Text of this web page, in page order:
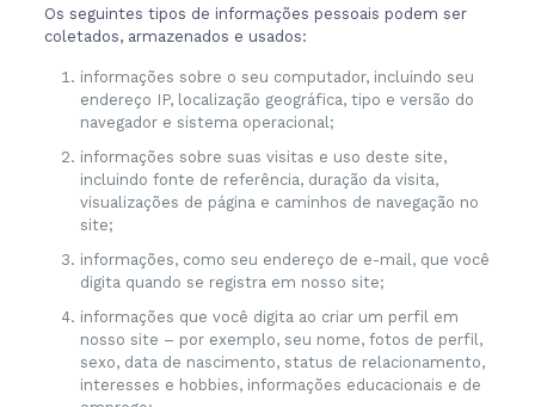
Os seguintes tipos de informações pessoais podem ser
coletados, armazenados e usados:
informações sobre o seu computador, incluindo seu
endereço IP, localização geográfica, tipo e versão do
navegador e sistema operacional;
informações sobre suas visitas e uso deste site,
incluindo fonte de referência, duração da visita,
visualizações de página e caminhos de navegação no
site;
informações, como seu endereço de e-mail, que você
digita quando se registra em nosso site;
informações que você digita ao criar um perfil em
nosso site – por exemplo, seu nome, fotos de perfil,
sexo, data de nascimento, status de relacionamento,
interesses e hobbies, informações educacionais e de